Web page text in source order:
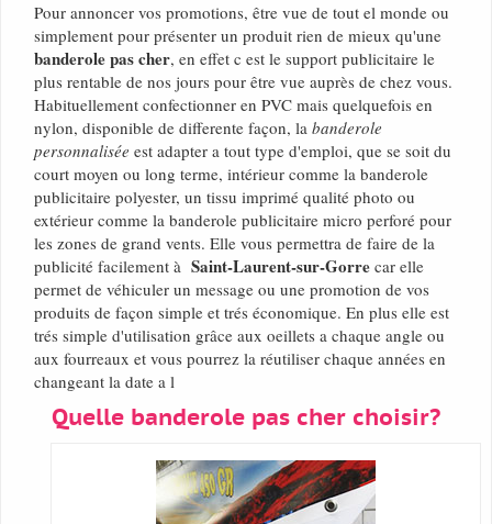
Pour annoncer vos promotions, être vue de tout el monde ou
simplement pour présenter un produit rien de mieux qu'une
banderole pas cher, en effet c est le support publicitaire le
plus rentable de nos jours pour être vue auprès de chez vous.
Habituellement confectionner en PVC mais quelquefois en
nylon, disponible de differente façon, la banderole
personnalisée est adapter a tout type d'emploi, que se soit du
court moyen ou long terme, intérieur comme la banderole
publicitaire polyester, un tissu imprimé qualité photo ou
extérieur comme la banderole publicitaire micro perforé pour
les zones de grand vents. Elle vous permettra de faire de la
publicité facilement à Saint-Laurent-sur-Gorre car elle
permet de véhiculer un message ou une promotion de vos
produits de façon simple et trés économique. En plus elle est
trés simple d'utilisation grâce aux oeillets a chaque angle ou
aux fourreaux et vous pourrez la réutiliser chaque années en
changeant la date a l
Quelle banderole pas cher choisir?